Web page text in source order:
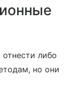
либо
но они